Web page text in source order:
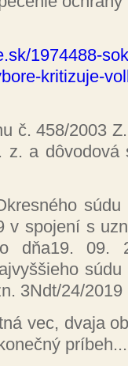
1974488-
kri­ti­zu­je-
č. 458/2003
a dô­vo­do­vá
v spo­je­ní s
dňa19. 09.
3Ndt/24/2019
vec, dva­ja
prí­beh...